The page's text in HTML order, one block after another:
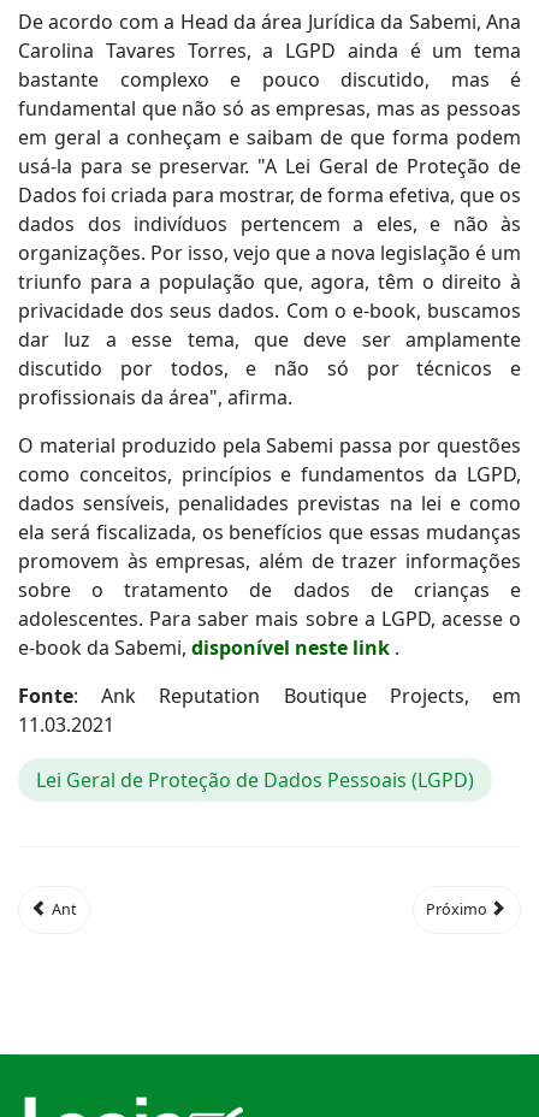
De acordo com a Head da área Jurídica da Sabemi, Ana
Carolina Tavares Torres, a LGPD ainda é um tema
bastante complexo e pouco discutido, mas é
fundamental que não só as empresas, mas as pessoas
em geral a conheçam e saibam de que forma podem
usá-la para se preservar. "A Lei Geral de Proteção de
Dados foi criada para mostrar, de forma efetiva, que os
dados dos indivíduos pertencem a eles, e não às
organizações. Por isso, vejo que a nova legislação é um
triunfo para a população que, agora, têm o direito à
privacidade dos seus dados. Com o e-book, buscamos
dar luz a esse tema, que deve ser amplamente
discutido por todos, e não só por técnicos e
profissionais da área", afirma.
O material produzido pela Sabemi passa por questões
como conceitos, princípios e fundamentos da LGPD,
dados sensíveis, penalidades previstas na lei e como
ela será fiscalizada, os benefícios que essas mudanças
promovem às empresas, além de trazer informações
sobre o tratamento de dados de crianças e
adolescentes. Para saber mais sobre a LGPD, acesse o
e-book da Sabemi, disponível neste link .
Fonte: Ank Reputation Boutique Projects, em
11.03.2021
Lei Geral de Proteção de Dados Pessoais (LGPD)
Ant Próximo